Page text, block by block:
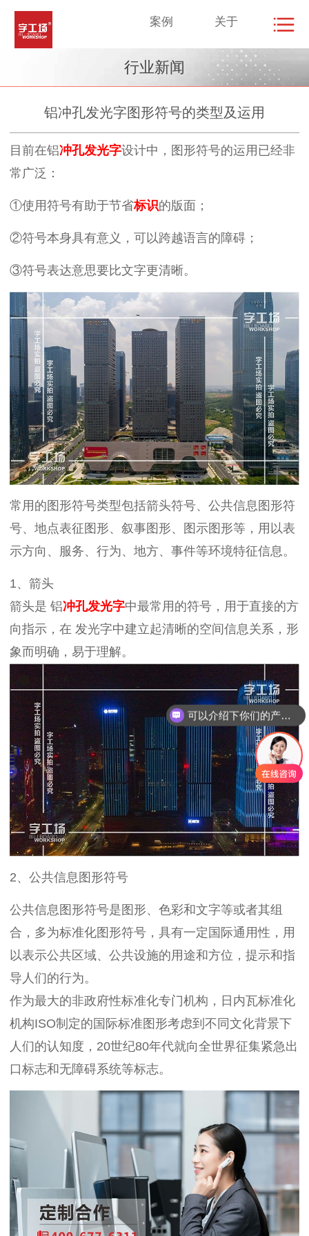
案例 关于
行业新闻
铝冲孔发光字图形符号的类型及运用
目前在铝冲孔发光字设计中，图形符号的运用已经非
常广泛：
①使用符号有助于节省标识的版面；
②符号本身具有意义，可以跨越语言的障碍；
③符号表达意思要比文字更清晰。
常用的图形符号类型包括箭头符号、公共信息图形符
号、地点表征图形、叙事图形、图示图形等，用以表
示方向、服务、行为、地方、事件等环境特征信息。
1、箭头
箭头是 铝冲孔发光字中最常用的符号，用于直接的方
向指示，在 发光字中建立起清晰的空间信息关系，形
象而明确，易于理解。
2、公共信息图形符号
公共信息图形符号是图形、色彩和文字等或者其组
合，多为标准化图形符号，具有一定国际通用性，用
以表示公共区域、公共设施的用途和方位，提示和指
导人们的行为。
作为最大的非政府性标准化专门机构，日内瓦标准化
机构ISO制定的国际标准图形考虑到不同文化背景下
人们的认知度，20世纪80年代就向全世界征集紧急出
口标志和无障碍系统等标志。
可以介绍下你们的产品么？
你们是怎么收费的呢？